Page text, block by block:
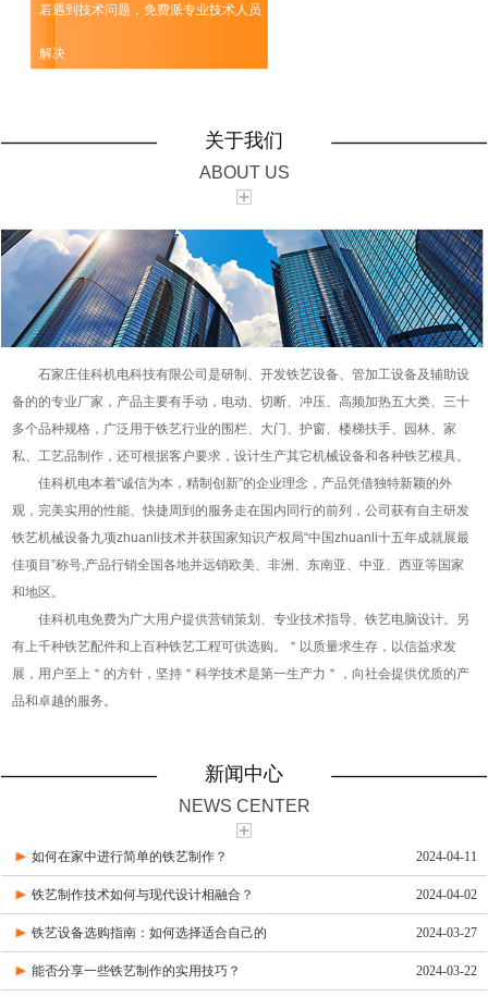
若遇到技术问题，免费派专业技术人员
解决
关于我们
ABOUT US
石家庄佳科机电科技有限公司是研制、开发铁艺设备、管加工设备及辅助设
备的的专业厂家，产品主要有手动，电动、切断、冲压、高频加热五大类、三十
多个品种规格，广泛用于铁艺行业的围栏、大门、护窗、楼梯扶手、园林、家
私、工艺品制作，还可根据客户要求，设计生产其它机械设备和各种铁艺模具。
佳科机电本着“诚信为本，精制创新”的企业理念，产品凭借独特新颖的外
观，完美实用的性能、快捷周到的服务走在国内同行的前列，公司获有自主研发
铁艺机械设备九项zhuanli技术并获国家知识产权局“中国zhuanli十五年成就展最
佳项目”称号,产品行销全国各地并远销欧美、非洲、东南亚、中亚、西亚等国家
和地区。
佳科机电免费为广大用户提供营销策划、专业技术指导、铁艺电脑设计。另
有上千种铁艺配件和上百种铁艺工程可供选购。＂以质量求生存，以信益求发
展，用户至上＂的方针，坚持＂科学技术是第一生产力＂，向社会提供优质的产
品和卓越的服务。
新闻中心
NEWS CENTER
如何在家中进行简单的铁艺制作？ 2024-04-11
铁艺制作技术如何与现代设计相融合？ 2024-04-02
铁艺设备选购指南：如何选择适合自己的 2024-03-27
能否分享一些铁艺制作的实用技巧？ 2024-03-22